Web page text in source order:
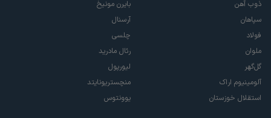
ذوب آهن
سپاهان
فولاد
ملوان
گل‌گهر
آلومینیوم اراک
استقلال خوزستان
بایرن مونیخ
آرسنال
چلسی
رئال مادرید
لیورپول
منچستریونایتد
یوونتوس